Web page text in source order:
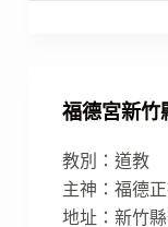
福德宮新竹
教別：道教
主神：福德
地址：新竹